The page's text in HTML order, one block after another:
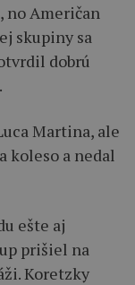
no Američan
skupiny sa
dobrú
Martina, ale
koleso a nedal
ešte aj
prišiel na
Koretzky